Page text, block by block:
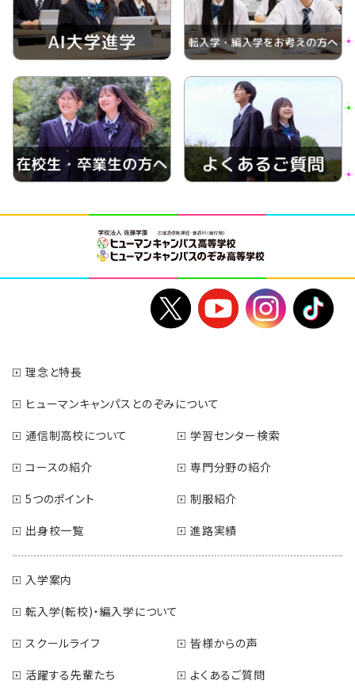
理念と特長
ヒューマンキャンパスとのぞみについて
通信制高校について
学習センター検索
コースの紹介
専門分野の紹介
5つのポイント
制服紹介
出身校一覧
進路実績
入学案内
転入学(転校)・編入学について
スクールライフ
皆様からの声
活躍する先輩たち
よくあるご質問